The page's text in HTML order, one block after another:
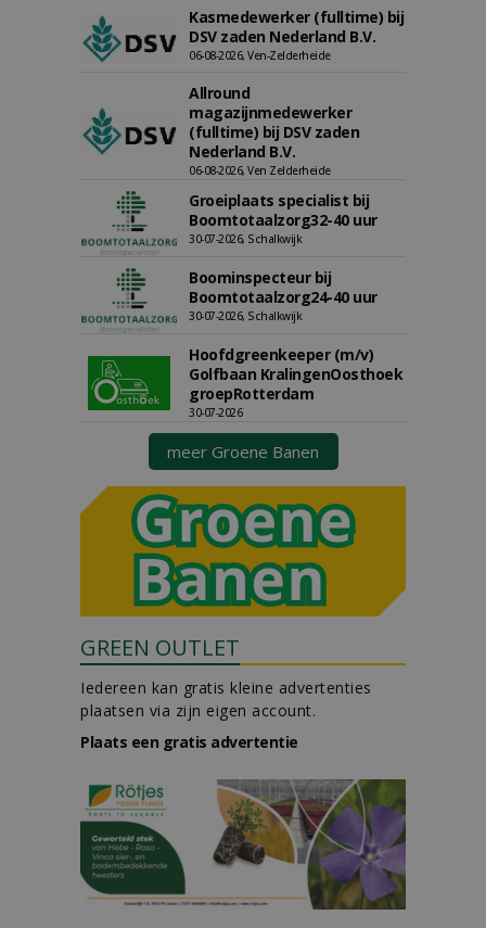
Kasmedewerker (fulltime) bij
DSV zaden Nederland B.V.
06-08-2026, Ven-Zelderheide
Allround
magazijnmedewerker
(fulltime) bij DSV zaden
Nederland B.V.
06-08-2026, Ven Zelderheide
Groeiplaats specialist bij
Boomtotaalzorg32-40 uur
30-07-2026, Schalkwijk
Boominspecteur bij
Boomtotaalzorg24-40 uur
30-07-2026, Schalkwijk
Hoofdgreenkeeper (m/v)
Golfbaan KralingenOosthoek
groepRotterdam
30-07-2026
meer Groene Banen
GREEN OUTLET
Iedereen kan gratis kleine advertenties
plaatsen via zijn eigen account.
Plaats een gratis advertentie